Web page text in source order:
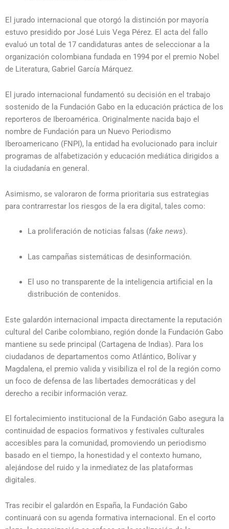
El jurado internacional que otorgó la distinción por mayoría
estuvo presidido por José Luis Vega Pérez. El acta del fallo
evaluó un total de 17 candidaturas antes de seleccionar a la
organización colombiana fundada en 1994 por el premio Nobel
de Literatura, Gabriel García Márquez.
El jurado internacional fundamentó su decisión en el trabajo
sostenido de la Fundación Gabo en la educación práctica de los
reporteros de Iberoamérica. Originalmente nacida bajo el
nombre de Fundación para un Nuevo Periodismo
Iberoamericano (FNPI), la entidad ha evolucionado para incluir
programas de alfabetización y educación mediática dirigidos a
la ciudadanía en general.
Asimismo, se valoraron de forma prioritaria sus estrategias
para contrarrestar los riesgos de la era digital, tales como:
La proliferación de noticias falsas (fake news).
Las campañas sistemáticas de desinformación.
El uso no transparente de la inteligencia artificial en la
distribución de contenidos.
Este galardón internacional impacta directamente la reputación
cultural del Caribe colombiano, región donde la Fundación Gabo
mantiene su sede principal (Cartagena de Indias). Para los
ciudadanos de departamentos como Atlántico, Bolívar y
Magdalena, el premio valida y visibiliza el rol de la región como
un foco de defensa de las libertades democráticas y del
derecho a recibir información veraz.
El fortalecimiento institucional de la Fundación Gabo asegura la
continuidad de espacios formativos y festivales culturales
accesibles para la comunidad, promoviendo un periodismo
basado en el tiempo, la honestidad y el contexto humano,
alejándose del ruido y la inmediatez de las plataformas
digitales.
Tras recibir el galardón en España, la Fundación Gabo
continuará con su agenda formativa internacional. En el corto